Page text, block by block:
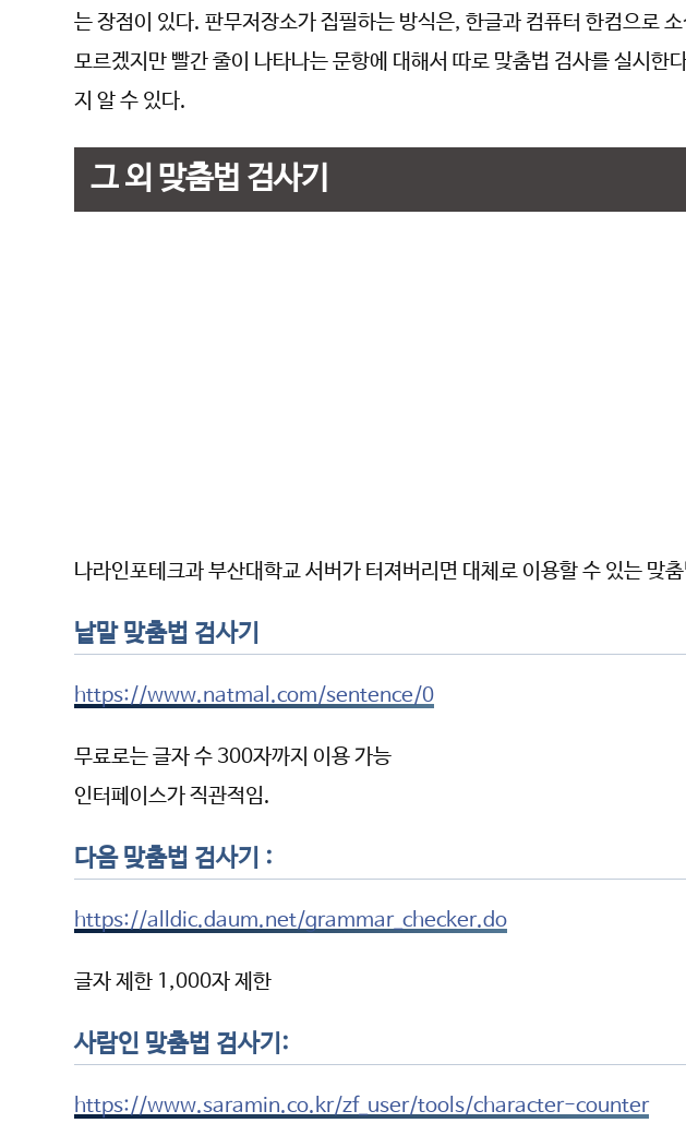
는 장점이 있다. 판무저장소가 집필하는 방식은, 한글과 컴퓨터 한컴으로
모르겠지만 빨간 줄이 나타나는 문항에 대해서 따로 맞춤법 검사를 실시한
지 알 수 있다.
그 외 맞춤법 검사기
나라인포테크과 부산대학교 서버가 터져버리면 대체로 이용할 수 있는 맞
낱말 맞춤법 검사기
https://www.natmal.com/sentence/0
무료로는 글자 수 300자까지 이용 가능
인터페이스가 직관적임.
다음 맞춤법 검사기 :
https://alldic.daum.net/grammar_checker.do
글자 제한 1,000자 제한
사람인 맞춤법 검사기:
https://www.saramin.co.kr/zf_user/tools/character-counter